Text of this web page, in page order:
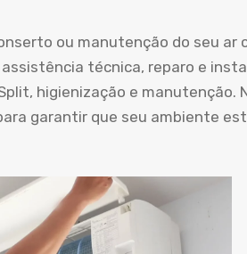
ou manutenção do seu ar
técnica, reparo e
higienização e manutenção.
garantir que seu ambiente